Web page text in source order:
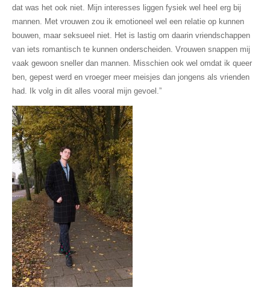
dat was het ook niet. Mijn interesses liggen fysiek wel heel erg bij
mannen. Met vrouwen zou ik emotioneel wel een relatie op kunnen
bouwen, maar seksueel niet. Het is lastig om daarin vriendschappen
van iets romantisch te kunnen onderscheiden. Vrouwen snappen mij
vaak gewoon sneller dan mannen. Misschien ook wel omdat ik queer
ben, gepest werd en vroeger meer meisjes dan jongens als vrienden
had. Ik volg in dit alles vooral mijn gevoel.”